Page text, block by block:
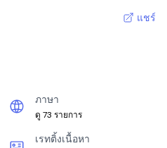
แชร์
ภาษา
ดู 73 รายการ
เรทติ้งเนื้อหา